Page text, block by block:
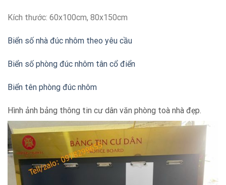
Kích thước: 60x100cm, 80x150cm
Biển số nhà đúc nhôm theo yêu cầu
Biển số phòng đúc nhôm tân cổ điển
Biển tên phòng đúc nhôm
Hình ảnh bảng thông tin cư dân văn phòng toà nhà đẹp.